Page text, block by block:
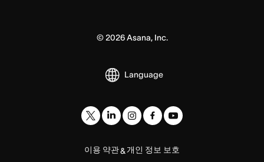
© 2026Asana, Inc.
Language
이용 약관& 개인 정보 보호